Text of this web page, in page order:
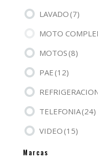
LAVADO(7)
MOTO
MOTOS(8)
PAE(12)
TELEFONIA(24)
VIDEO(15)
Marcas